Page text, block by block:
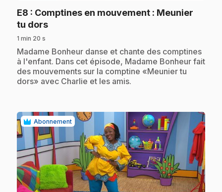
E8 : Comptines en mouvement : Meunier
tu dors.
1 min 20 s
.Madame Bonheur danse et chante des comptines
à l'enfant. Dans cet épisode, Madame Bonheur fait
des mouvements sur la comptine «Meunier tu
dors» avec Charlie et les amis.
Abonnement